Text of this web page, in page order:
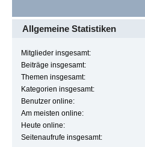
Allgemeine Statistiken
Mitglieder insgesamt:
Beiträge insgesamt:
Themen insgesamt:
Kategorien insgesamt:
Benutzer online:
Am meisten online:
Heute online:
Seitenaufrufe insgesamt: